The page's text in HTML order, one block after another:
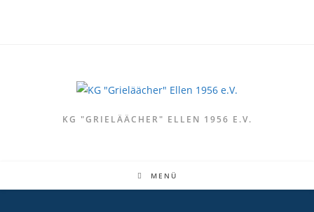
KG "GRIELÄÄCHER" ELLEN 1956 E.V.
MENÜ